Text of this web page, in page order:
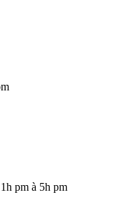
1h pm à 5h pm